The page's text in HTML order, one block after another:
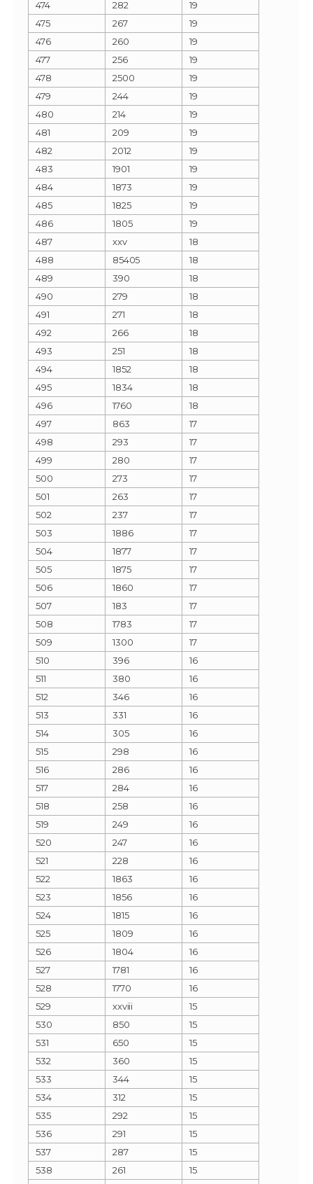
474
282
19
475
267
19
476
260
19
477
256
19
478
2500
19
479
244
19
480
214
19
481
209
19
482
2012
19
483
1901
19
484
1873
19
485
1825
19
486
1805
19
487
xxv
18
488
85405
18
489
390
18
490
279
18
491
271
18
492
266
18
493
251
18
494
1852
18
495
1834
18
496
1760
18
497
863
17
498
293
17
499
280
17
500
273
17
501
263
17
502
237
17
503
1886
17
504
1877
17
505
1875
17
506
1860
17
507
183
17
508
1783
17
509
1300
17
510
396
16
511
380
16
512
346
16
513
331
16
514
305
16
515
298
16
516
286
16
517
284
16
518
258
16
519
249
16
520
247
16
521
228
16
522
1863
16
523
1856
16
524
1815
16
525
1809
16
526
1804
16
527
1781
16
528
1770
16
529
xxviii
15
530
850
15
531
650
15
532
360
15
533
344
15
534
312
15
535
292
15
536
291
15
537
287
15
538
261
15